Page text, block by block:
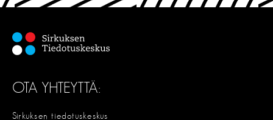
OTA YHTEYTTÄ:
Sirkuksen tiedotuskeskus